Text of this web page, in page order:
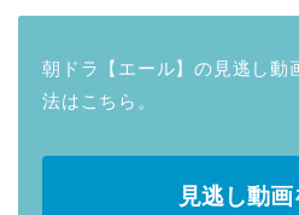
朝ドラ【エール】の見逃し動
法はこちら。
見逃し動